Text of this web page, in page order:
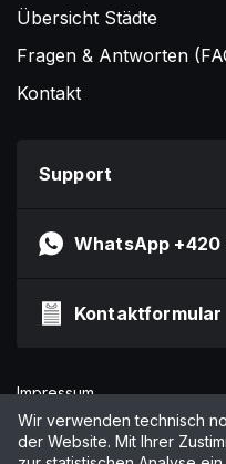
Übersicht Städte
Fragen & Antworten
Kontakt
Support
WhatsApp +420
Kontaktformular
Impressum
Datenschutzerklärung
AGB
Wir verwenden technisch
der Website. Mit Ihrer